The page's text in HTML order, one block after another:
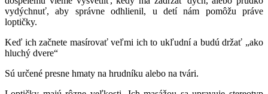
vydýchnuť, aby správne odhlienil, u detí nám pomôžu práve
loptičky.
Keď ich začnete masírovať veľmi ich to ukľudní a budú držať „ako
hluchý dvere“
Sú určené presne hmaty na hrudníku alebo na tvári.